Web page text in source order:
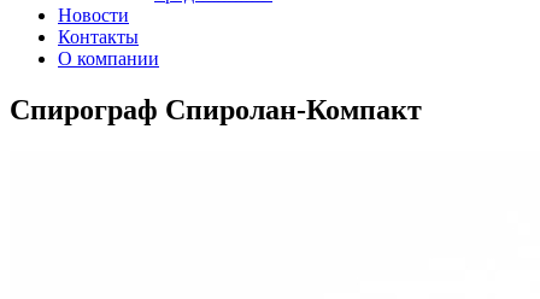
Новости
Контакты
О компании
Спирограф Спиролан-Компакт